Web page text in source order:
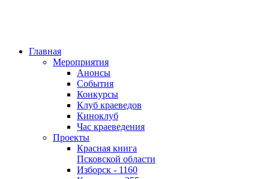
Главная
Мероприятия
Анонсы
События
Конкурсы
Клуб краеведов
Киноклуб
Час краеведения
Проекты
Красная книга
Псковской области
Изборск - 1160